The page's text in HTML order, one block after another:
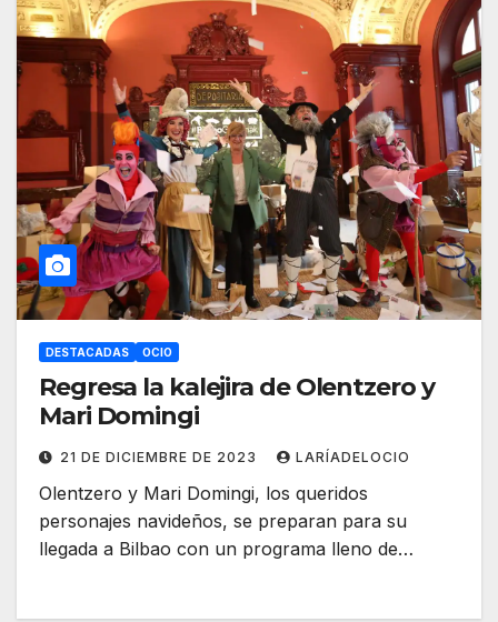
DESTACADAS OCIO
Regresa la kalejira de Olentzero y
Mari Domingi
21 DE DICIEMBRE DE 2023 LARÍADELOCIO
Olentzero y Mari Domingi, los queridos
personajes navideños, se preparan para su
llegada a Bilbao con un programa lleno de…